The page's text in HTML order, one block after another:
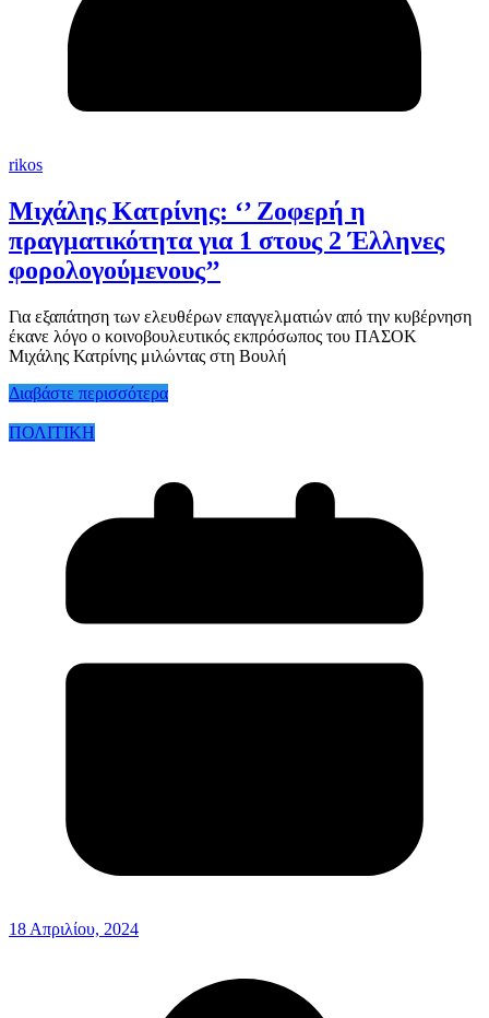
rikos
Μιχάλης Κατρίνης: ‘’ Ζοφερή η
πραγματικότητα για 1 στους 2 Έλληνες
φορολογούμενους’’
Για εξαπάτηση των ελευθέρων επαγγελματιών από την κυβέρνηση
έκανε λόγο ο κοινοβουλευτικός εκπρόσωπος του ΠΑΣΟΚ
Μιχάλης Κατρίνης μιλώντας στη Βουλή
Διαβάστε περισσότερα
ΠΟΛΙΤΙΚΗ
18 Απριλίου, 2024